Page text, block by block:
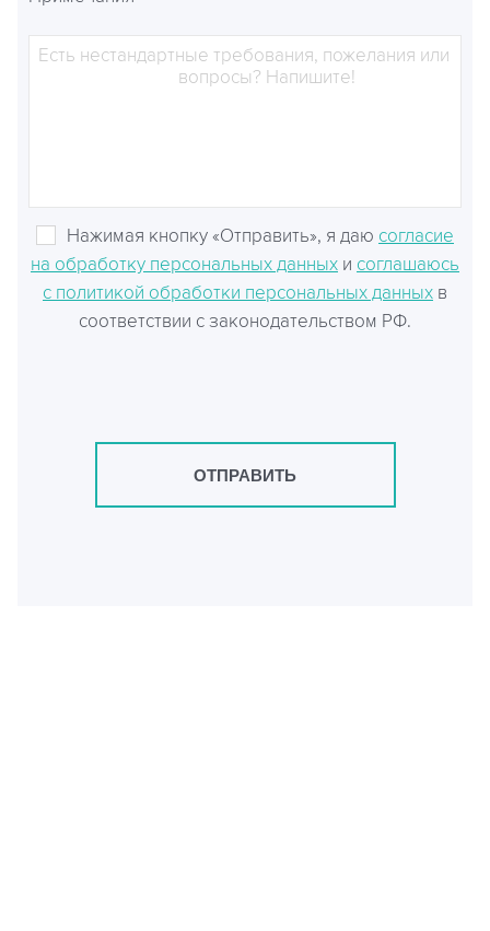
Нажимая кнопку «Отправить», я даю согласие
на обработку персональных данных и соглашаюсь
с политикой обработки персональных данных в
соответствии с законодательством РФ.
ОТПРАВИТЬ